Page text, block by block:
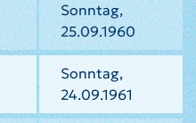
Sonntag,
25.09.1960
Sonntag,
24.09.1961